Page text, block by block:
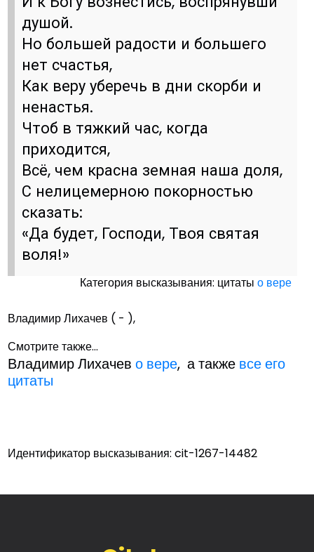
душой.
Но большей радости и большего
нет счастья,
Как веру уберечь в дни скорби и
ненастья.
Чтоб в тяжкий час, когда
приходится,
Всё, чем красна земная наша доля,
С нелицемерною покорностью
сказать:
«Да будет, Господи, Твоя святая
воля!»
Категория высказывания: цитатыо вере
Владимир Лихачев ( - ),
Смотрите также...
Владимир Лихачево вере, а также все его
цитаты
Идентификатор высказывания: cit-1267-14482